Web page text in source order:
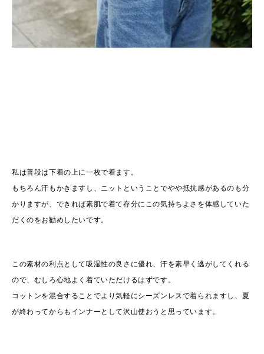
私は普段は下着の上に一枚で着ます。
もちろん汗もかきますし、ニットということでやや抵抗感があるのも分
かりますが、できれば素肌で着て存分にこの気持ちよさを体感していた
だくのをお勧めしたいです。
この素材の利点として吸湿性の良さに優れ、汗を素早く逃がしてくれる
ので、むしろ心地よく着ていただけるはずです。
コットンを混合することでより気軽にシーズンレスで着られますし、夏
が終わってからもインナーとして沢山使おうと思っています。